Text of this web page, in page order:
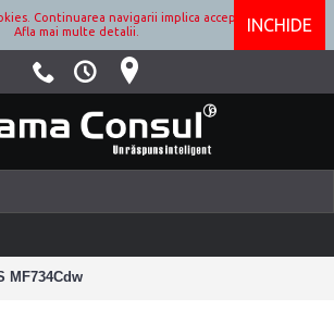
Continuarea navigarii implica acceptarea lor.
Afla mai multe detalii.
INCHIDE
MF734Cdw